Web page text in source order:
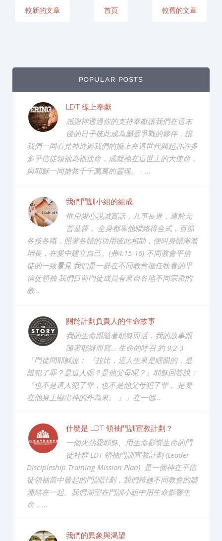
較新的文章 較舊的文章
首頁
POPULAR POSTS
LDT 線上奉獻
感謝神透過你的支持奉獻讓我們在這末
後的日子彼此成為屬靈爭戰的夥伴，讓
我們一同看見神透過我們的擺上在這世代興起許許多
多平信徒領袖為祂捨命，成就祂在這世上的大使命，
與耶穌一同搶救千千萬萬的靈魂。 - ...
我們門訓小組的組成
惟用愛心說誠實話，凡事長進，連於元
首基督， 全身都靠他聯絡得合式，百節
各按各職，照著各體的功用彼此相助，便叫身體漸漸
增長，在愛中建立自己。(弗4:15-16) 不同教會平信
徒的一致看見 我們是一群在不同教會擔任牧養的平
信徒領袖 我們目前門徒成員有來自各地不同宗派的
教...
關於計劃負責人的生命故事
我的生命跟隨著耶穌而活，我的故事跟
隨著耶穌而寫... 生命的呼召 約 9:2-3
「門徒問耶穌說： 『拉比，這人生來是瞎眼的，是
誰犯了罪？是這人呢？是他父母呢？』耶穌回答說：
『也不是這人犯了罪，也不是他父母犯了罪， 是要
在他身上顯出神的作為來。 』」在一個...
什麼是 LDT 領袖門訓宣教計劃？
一個火熱愛耶穌、用生命影響生命的門
徒社群 LDT 領袖門訓宣教計劃 (Leader
Discipleship Training Mission Plan) 是一個神在平信
徒領袖當中發起的門訓計劃，我們跨越不同教會的牆
連結在一起。我們渴望在門訓小組中用生命影響生
命，...
我們的異象與渴望